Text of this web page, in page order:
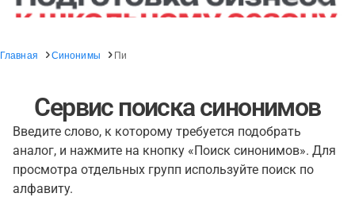
Главная Синонимы Пи
Сервис поиска синонимов
Введите слово, к которому требуется подобрать
аналог, и нажмите на кнопку «Поиск синонимов». Для
просмотра отдельных групп используйте поиск по
алфавиту.